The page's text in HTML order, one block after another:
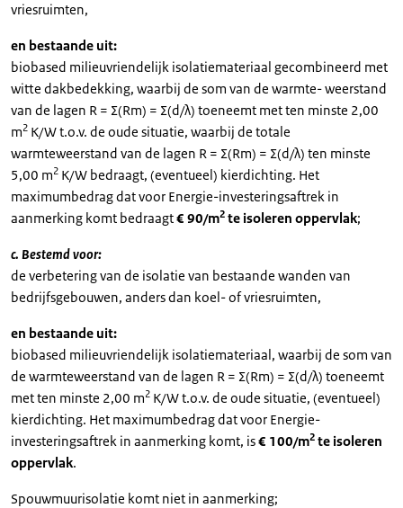
vriesruimten,
en bestaande uit:
biobased milieuvriendelijk isolatiemateriaal gecombineerd met
witte dakbedekking, waarbij de som van de warmte- weerstand
van de lagen R = Σ(Rm) = Σ(d/λ) toeneemt met ten minste 2,00
m2 K/W t.o.v. de oude situatie, waarbij de totale
warmteweerstand van de lagen R = Σ(Rm) = Σ(d/λ) ten minste
5,00 m2 K/W bedraagt, (eventueel) kierdichting. Het
maximumbedrag dat voor Energie-investeringsaftrek in
aanmerking komt bedraagt€ 90/m2 te isoleren oppervlak;
c. Bestemd voor:
de verbetering van de isolatie van bestaande wanden van
bedrijfsgebouwen, anders dan koel- of vriesruimten,
en bestaande uit:
biobased milieuvriendelijk isolatiemateriaal, waarbij de som van
de warmteweerstand van de lagen R = Σ(Rm) = Σ(d/λ) toeneemt
met ten minste 2,00 m2 K/W t.o.v. de oude situatie, (eventueel)
kierdichting. Het maximumbedrag dat voor Energie-
investeringsaftrek in aanmerking komt, is€ 100/m2 te isoleren
oppervlak.
Spouwmuurisolatie komt niet in aanmerking;